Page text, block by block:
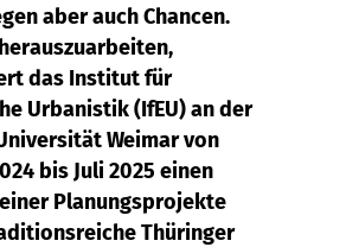
aber auch Chancen.
das Institut für
Urbanistik (IfEU) an der
Weimar von
bis Juli 2025 einen
Planungsprojekte
Thüringer